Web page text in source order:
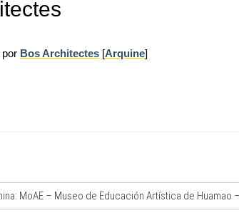
Bos Architectes [Arquine]
attraverso suoli permeabili, gestione
dell'acqua e resilienza climatica